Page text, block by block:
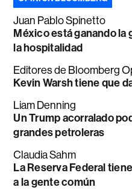
Juan Pablo Spinetto
México está ganando la
la hospitalidad
Editores de Bloomberg
Kevin Warsh tiene que
Liam Denning
Un Trump acorralado
grandes petroleras
Claudia Sahm
La Reserva Federal
a la gente común